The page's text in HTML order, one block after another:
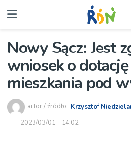
Nowy Sącz: Jest
wniosek o
mieszkania pod
autor / źródło: Krzysztof
2023/03/01 - 14:02